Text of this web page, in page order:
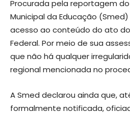
Procurada pela reportagem
Municipal da Educação
acesso ao conteúdo do ato do
Federal. Por meio de sua
que não há qualquer
regional mencionada no
A Smed declarou ainda que,
formalmente notificada,